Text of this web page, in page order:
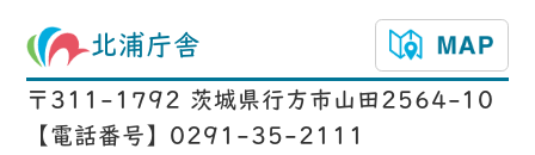
北浦庁舎
〒311-1792 茨城県行方市山田2564-10
【電話番号】0291-35-2111